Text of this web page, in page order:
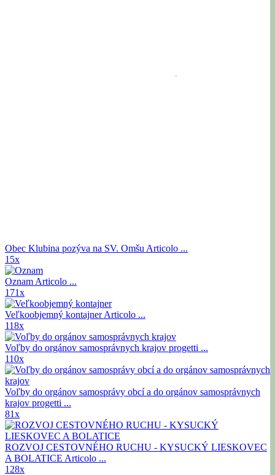
Obec Klubina pozýva na SV. Omšu Articolo ...
15x
Oznam Articolo ...
171x
Veľkoobjemný kontajnerArticolo ...
118x
Voľby do orgánov samosprávnych krajov progetti ...
110x
Voľby do orgánov samosprávy obcí a do orgánov samosprávnych
krajov progetti ...
81x
ROZVOJ CESTOVNÉHO RUCHU - KYSUCKÝ LIESKOVEC
A BOLATICE Articolo ...
128x